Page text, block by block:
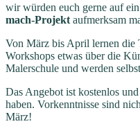
wir würden euch gerne auf ein
mach-Projekt aufmerksam
Von März bis April lernen die
Workshops etwas über die
Malerschule und werden
Das Angebot ist kostenlos
haben. Vorkenntnisse sind
März!